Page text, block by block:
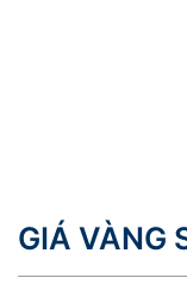
GIÁ VÀNG